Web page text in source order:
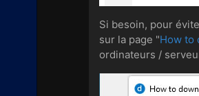
Si besoin, pour
sur la page "How to
ordinateurs /